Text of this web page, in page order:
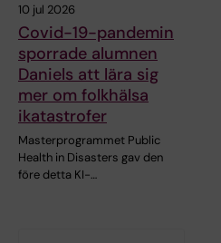
10 jul 2026
Covid-19-pandemin
sporrade alumnen
Daniels att lära sig
mer om folkhälsa
ikatastrofer
Masterprogrammet Public
Health in Disasters gav den
före detta KI-…